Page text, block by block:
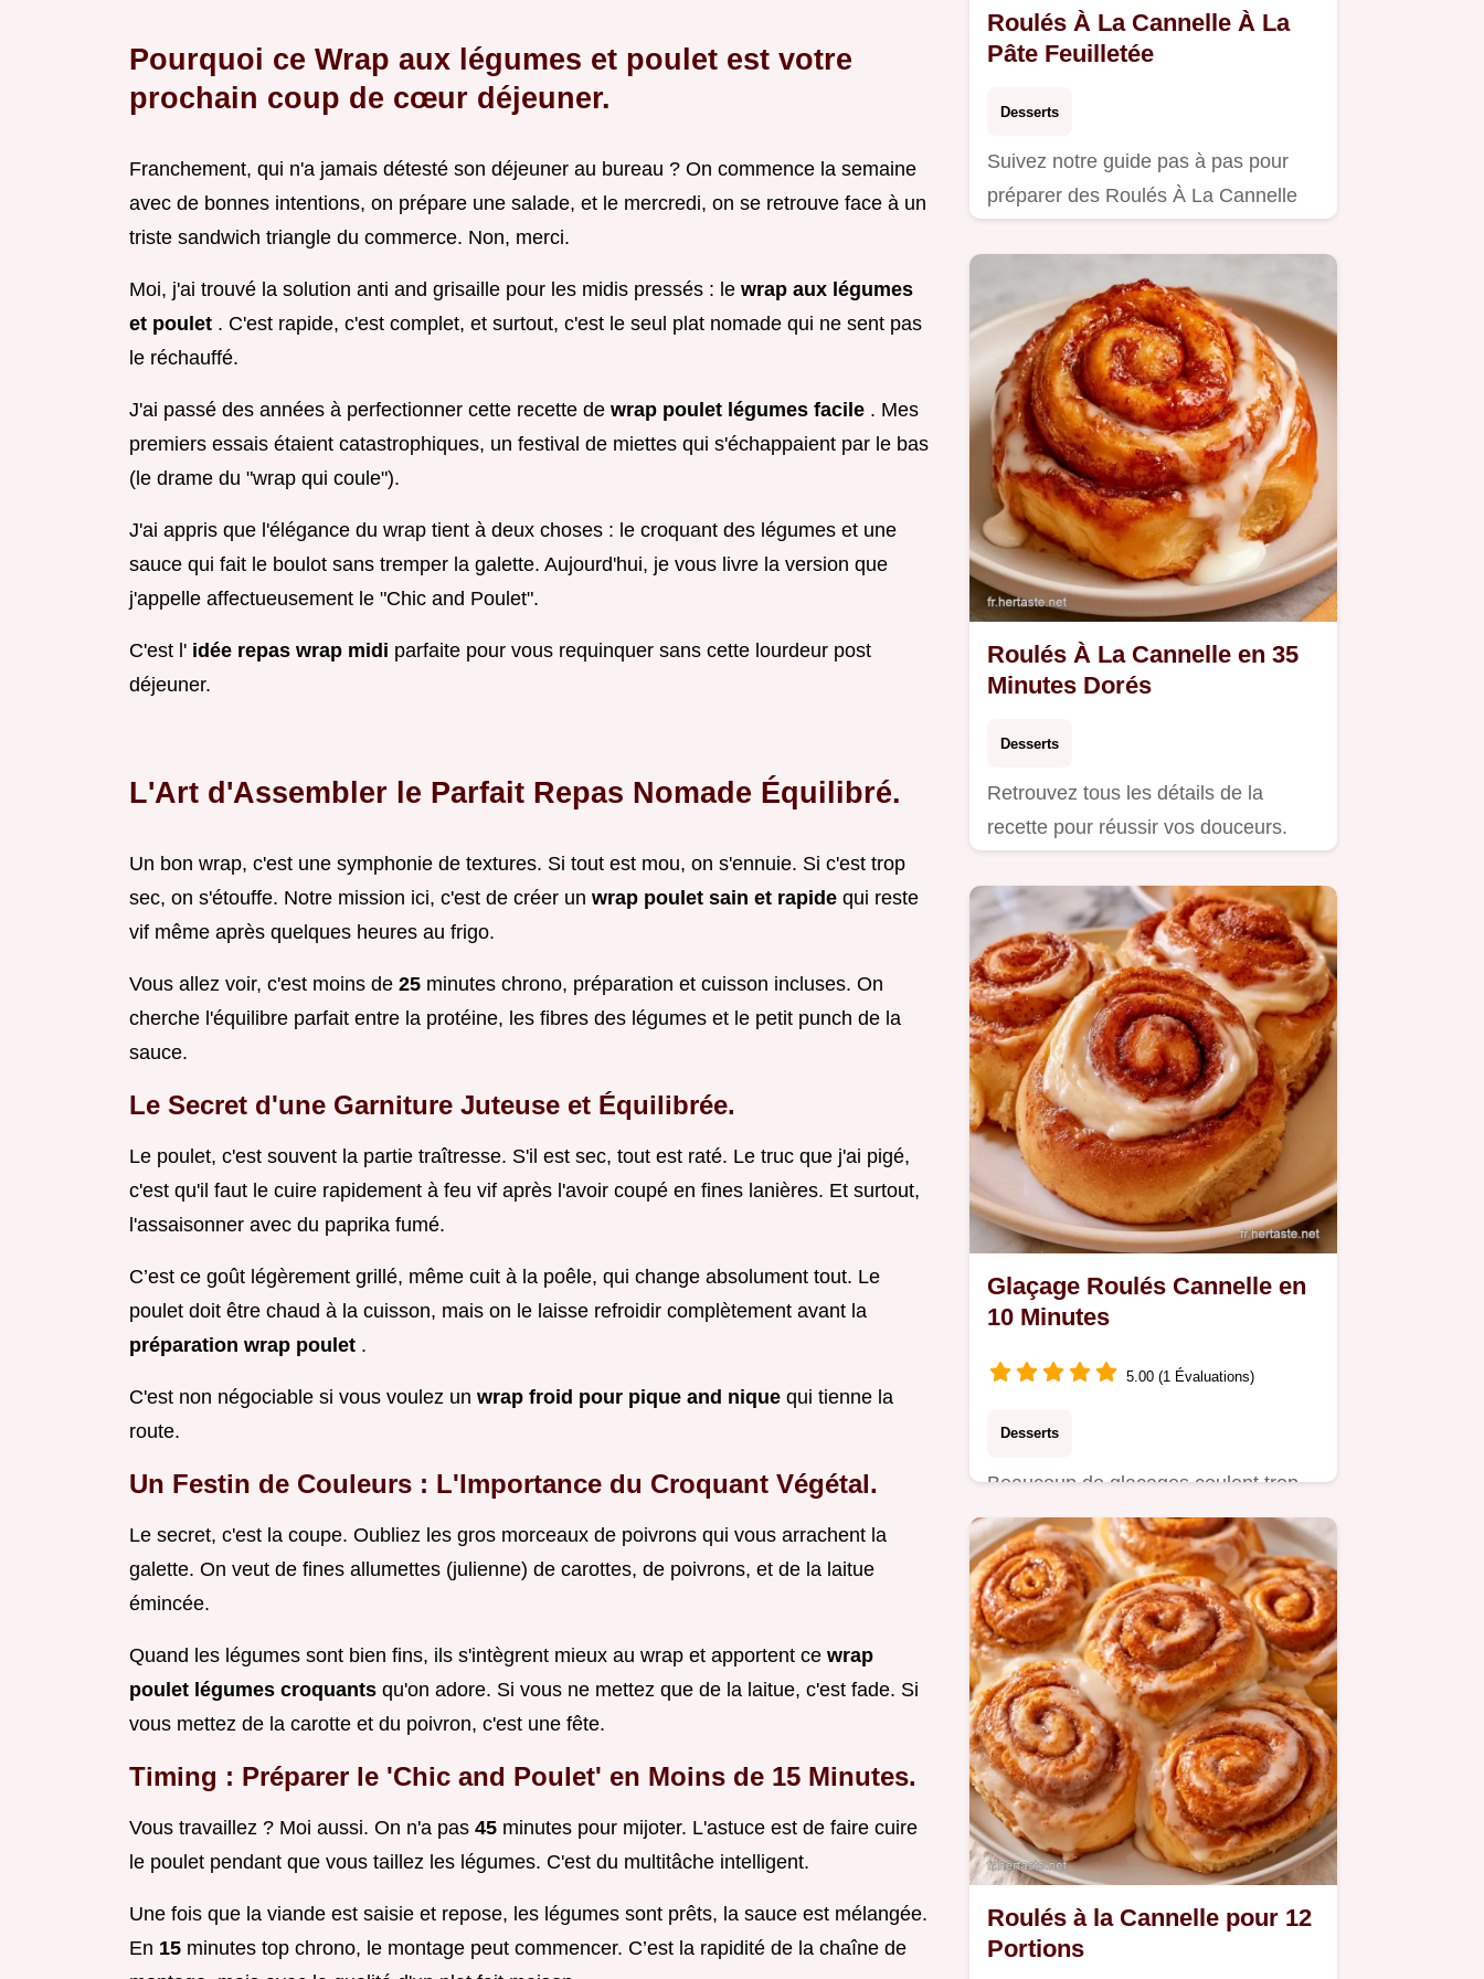
Pourquoi ce Wrap aux légumes et poulet est votre
prochain coup de cœur déjeuner.
Franchement, qui n'a jamais détesté son déjeuner au bureau ? On commence la semaine
avec de bonnes intentions, on prépare une salade, et le mercredi, on se retrouve face à un
triste sandwich triangle du commerce. Non, merci.
Moi, j'ai trouvé la solution anti and grisaille pour les midis pressés : le wrap aux légumes
et poulet . C'est rapide, c'est complet, et surtout, c'est le seul plat nomade qui ne sent pas
le réchauffé.
J'ai passé des années à perfectionner cette recette de wrap poulet légumes facile . Mes
premiers essais étaient catastrophiques, un festival de miettes qui s'échappaient par le bas
(le drame du "wrap qui coule").
J'ai appris que l'élégance du wrap tient à deux choses : le croquant des légumes et une
sauce qui fait le boulot sans tremper la galette. Aujourd'hui, je vous livre la version que
j'appelle affectueusement le "Chic and Poulet".
C'est l' idée repas wrap midi parfaite pour vous requinquer sans cette lourdeur post
déjeuner.
L'Art d'Assembler le Parfait Repas Nomade Équilibré.
Un bon wrap, c'est une symphonie de textures. Si tout est mou, on s'ennuie. Si c'est trop
sec, on s'étouffe. Notre mission ici, c'est de créer un wrap poulet sain et rapide qui reste
vif même après quelques heures au frigo.
Vous allez voir, c'est moins de 25 minutes chrono, préparation et cuisson incluses. On
cherche l'équilibre parfait entre la protéine, les fibres des légumes et le petit punch de la
sauce.
Le Secret d'une Garniture Juteuse et Équilibrée.
Le poulet, c'est souvent la partie traîtresse. S'il est sec, tout est raté. Le truc que j'ai pigé,
c'est qu'il faut le cuire rapidement à feu vif après l'avoir coupé en fines lanières. Et surtout,
l'assaisonner avec du paprika fumé.
C’est ce goût légèrement grillé, même cuit à la poêle, qui change absolument tout. Le
poulet doit être chaud à la cuisson, mais on le laisse refroidir complètement avant la
préparation wrap poulet .
C'est non négociable si vous voulez un wrap froid pour pique and nique qui tienne la
route.
Un Festin de Couleurs : L'Importance du Croquant Végétal.
Le secret, c'est la coupe. Oubliez les gros morceaux de poivrons qui vous arrachent la
galette. On veut de fines allumettes (julienne) de carottes, de poivrons, et de la laitue
émincée.
Quand les légumes sont bien fins, ils s'intègrent mieux au wrap et apportent ce wrap
poulet légumes croquants qu'on adore. Si vous ne mettez que de la laitue, c'est fade. Si
vous mettez de la carotte et du poivron, c'est une fête.
Timing : Préparer le 'Chic and Poulet' en Moins de 15 Minutes.
Vous travaillez ? Moi aussi. On n'a pas 45 minutes pour mijoter. L'astuce est de faire cuire
le poulet pendant que vous taillez les légumes. C'est du multitâche intelligent.
Une fois que la viande est saisie et repose, les légumes sont prêts, la sauce est mélangée.
En 15 minutes top chrono, le montage peut commencer. C’est la rapidité de la chaîne de
Roulés À La Cannelle À La
Pâte Feuilletée
Desserts
Suivez notre guide pas à pas pour
préparer des Roulés À La Cannelle
Roulés À La Cannelle en 35
Minutes Dorés
Desserts
Retrouvez tous les détails de la
recette pour réussir vos douceurs.
Glaçage Roulés Cannelle en
10 Minutes
5.00 (1 Évaluations)
Desserts
Beaucoup de glaçages coulent trop
vite. Ce Glaçage Roulés Cannelle
reste stable grâce au cream…
Roulés à la Cannelle pour 12
Portions